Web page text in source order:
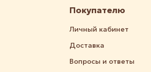
Покупателю
Личный кабинет
Доставка
Вопросы и ответы